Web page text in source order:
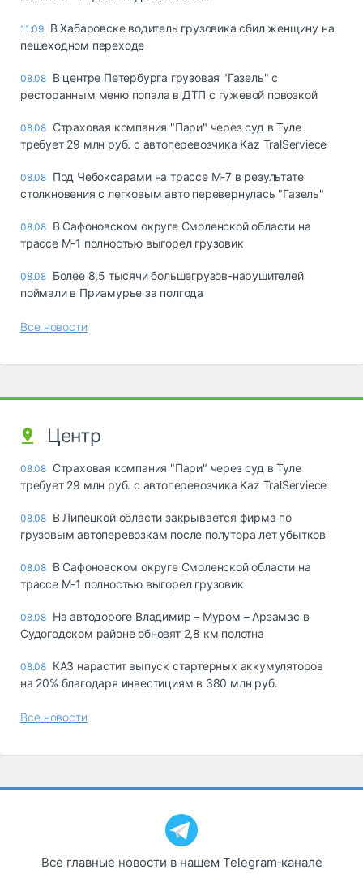
11:09 В Хабаровске водитель грузовика сбил женщину на
пешеходном переходе
08.08 В центре Петербурга грузовая "Газель" с
ресторанным меню попала в ДТП с гужевой повозкой
08.08 Страховая компания "Пари" через суд в Туле
требует 29 млн руб. с автоперевозчика Kaz TralServiece
08.08 Под Чебоксарами на трассе М-7 в результате
столкновения с легковым авто перевернулась "Газель"
08.08 В Сафоновском округе Смоленской области на
трассе М-1 полностью выгорел грузовик
08.08 Более 8,5 тысячи большегрузов-нарушителей
поймали в Приамурье за полгода
Все новости
Центр
08.08 Страховая компания "Пари" через суд в Туле
требует 29 млн руб. с автоперевозчика Kaz TralServiece
08.08 В Липецкой области закрывается фирма по
грузовым автоперевозкам после полутора лет убытков
08.08 В Сафоновском округе Смоленской области на
трассе М-1 полностью выгорел грузовик
08.08 На автодороге Владимир – Муром – Арзамас в
Судогодском районе обновят 2,8 км полотна
08.08 КАЗ нарастит выпуск стартерных аккумуляторов
на 20% благодаря инвестициям в 380 млн руб.
Все новости
Все главные новости в нашем Telegram‑канале